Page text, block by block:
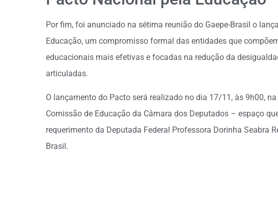
Por fim, foi anunciado na sétima reunião do Gaepe-Brasil o
Educação, um compromisso formal das entidades que
educacionais mais efetivas e focadas na redução da
articuladas.
O lançamento do Pacto será realizado no dia 17/11, às 9h00,
Comissão de Educação da Câmara dos Deputados – espaço
requerimento da Deputada Federal Professora Dorinha Seabra
Brasil.